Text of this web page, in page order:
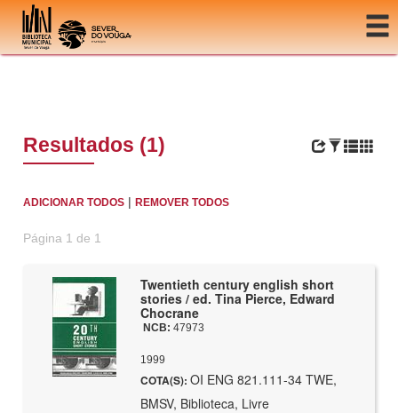
Ir para o conteúdo
Resultados (1)
ADICIONAR TODOS |REMOVER TODOS
Página 1 de 1
Twentieth century english short
stories / ed. Tina Pierce, Edward
Chocrane
NCB: 47973
1999
COTA(S): OI ENG 821.111-34 TWE,
BMSV, Biblioteca, Livre